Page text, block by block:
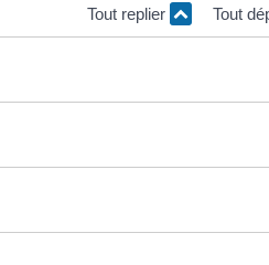
Tout replier Tout